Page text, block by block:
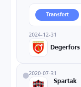
Transfert
2024-12-31
Degerfors
2020-07-31
Spartak